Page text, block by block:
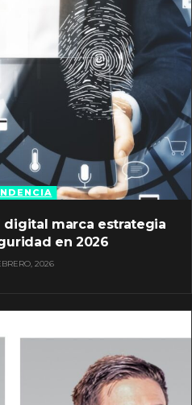
marca estrategia
en 2026
2026